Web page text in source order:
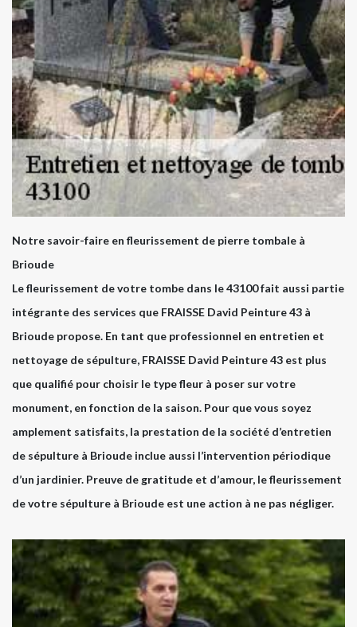
Notre savoir-faire en fleurissement de pierre tombale à
Brioude
Le fleurissement de votre tombe dans le 43100 fait aussi partie
intégrante des services que FRAISSE David Peinture 43 à
Brioude propose. En tant que professionnel en entretien et
nettoyage de sépulture, FRAISSE David Peinture 43 est plus
que qualifié pour choisir le type fleur à poser sur votre
monument, en fonction de la saison. Pour que vous soyez
amplement satisfaits, la prestation de la société d’entretien
de sépulture à Brioude inclue aussi l’intervention périodique
d’un jardinier. Preuve de gratitude et d’amour, le fleurissement
de votre sépulture à Brioude est une action à ne pas négliger.